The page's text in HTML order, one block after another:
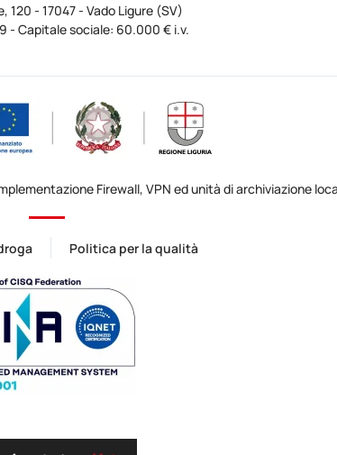
120 - 17047 - Vado Ligure (SV)
- Capitale sociale: 60.000 € i.v.
Firewall, VPN ed unità di archiviazione
Politica per la qualità